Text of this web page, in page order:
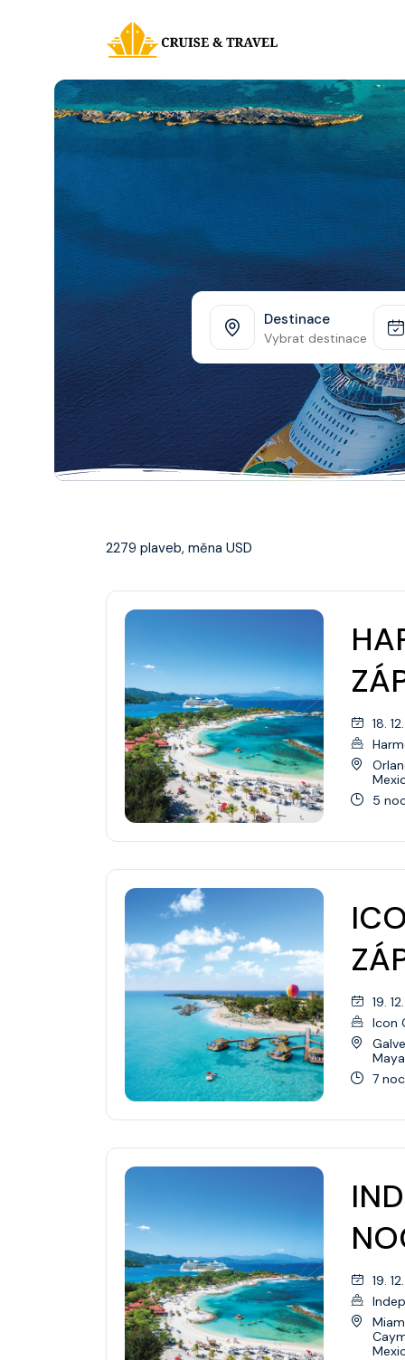
Destinace
Vybrat destinace
Aljaška
Evropa
Asie
Galapágy
Havaj
Přemístění Lodí
Pacifický Severozápad
Jižní Amerika
Jižní Pacifik
Transatlantic
Panamský průplav
Transpacific
2279 plaveb, měna USD
18.
5
19.
Icon
7
19.